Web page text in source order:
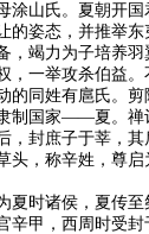
涂山氏。夏朝开
的姿态，并推举
，竭力为子培养
，一举攻杀伯益
的同姓有扈氏。
制国家——夏。禅
，封庶子于莘，其
头，称辛姓，尊启
夏时诸侯，夏传
辛甲，西周时受